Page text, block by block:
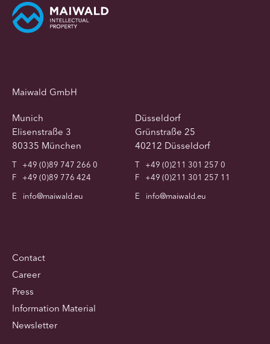
Maiwald GmbH
Munich
Elisenstraße 3
80335 München
T
+49 (0)89 747 266 0
F
+49 (0)89 776 424
E
info@maiwald.eu
Düsseldorf
Grünstraße 25
40212 Düsseldorf
T
+49 (0)211 301 257 0
F
+49 (0)211 301 257 11
E
info@maiwald.eu
Contact
Career
Press
Information Material
Newsletter